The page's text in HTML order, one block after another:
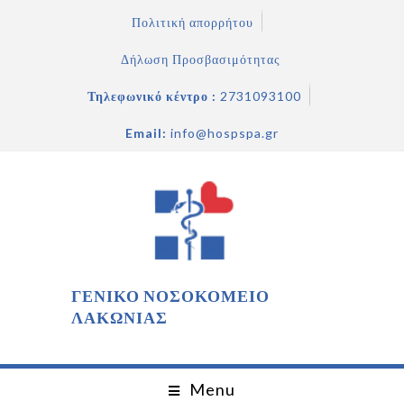
Πολιτική απορρήτου
Δήλωση Προσβασιμότητας
Τηλεφωνικό κέντρο : 2731093100
Email: info@hospspa.gr
ΓΕΝΙΚΟ ΝΟΣΟΚΟΜΕΙΟ
ΛΑΚΩΝΙΑΣ
Menu